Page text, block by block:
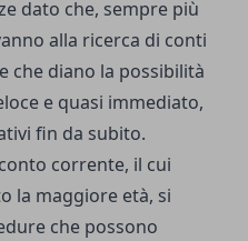
dato che, sempre più
alla ricerca di conti
che diano la possibilità
e quasi immediato,
fin da subito.
corrente, il cui
la maggiore età, si
che possono